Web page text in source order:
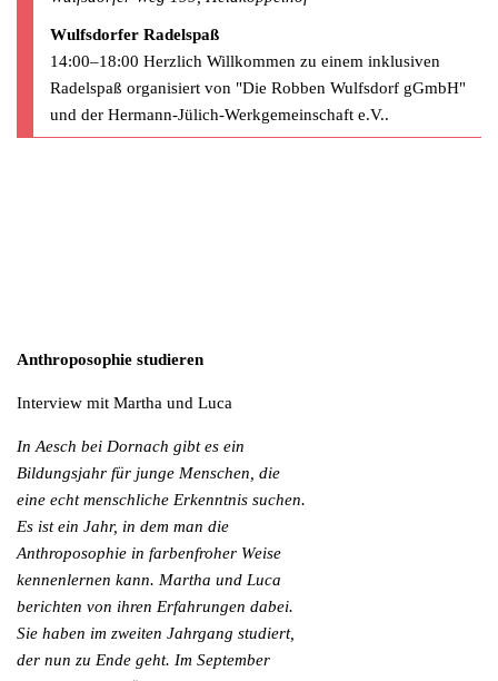
Wulfsdorfer Radelspaß
14:00–18:00 Herzlich Willkommen zu einem inklusiven
Radelspaß organisiert von "Die Robben Wulfsdorf gGmbH"
und der Hermann-Jülich-Werkgemeinschaft e.V..
Anthroposophie studieren
Interview mit Martha und Luca
In Aesch bei Dornach gibt es ein
Bildungsjahr für junge Menschen, die
eine echt menschliche Erkenntnis suchen.
Es ist ein Jahr, in dem man die
Anthroposophie in farbenfroher Weise
kennenlernen kann. Martha und Luca
berichten von ihren Erfahrungen dabei.
Sie haben im zweiten Jahrgang studiert,
der nun zu Ende geht. Im September